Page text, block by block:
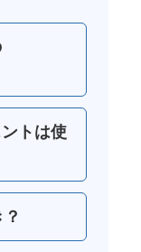
トは使